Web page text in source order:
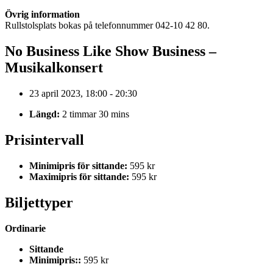
Övrig information
Rullstolsplats bokas på telefonnummer 042-10 42 80.
No Business Like Show Business –
Musikalkonsert
23 april 2023, 18:00 - 20:30
Längd: 2 timmar 30 mins
Prisintervall
Minimipris för sittande: 595 kr
Maximipris för sittande: 595 kr
Biljettyper
Ordinarie
Sittande
Minimipris:: 595 kr